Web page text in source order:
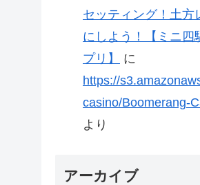
セッティング！土方
にしよう！【ミニ四
プリ】
に
https://
casino/Boomerang-
より
アーカイブ